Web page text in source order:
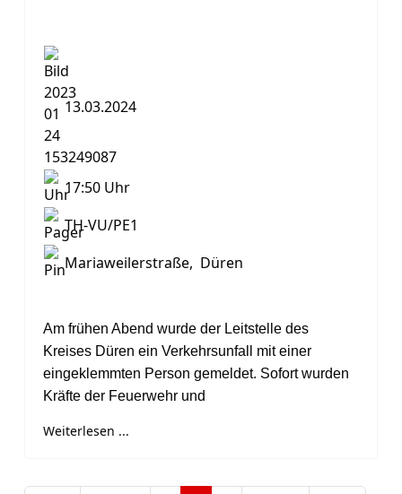
13.03.2024
17:50 Uhr
TH-VU/PE1
Mariaweilerstraße, Düren
Am frühen Abend wurde der Leitstelle des
Kreises Düren ein Verkehrsunfall mit einer
eingeklemmten Person gemeldet. Sofort wurden
Kräfte der Feuerwehr und
Weiterlesen ...